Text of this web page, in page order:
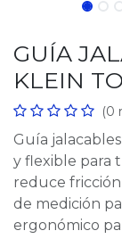
GUÍA
KLEIN
(0
Guía
y flexible para
reduce fricción
de medición
ergonómico